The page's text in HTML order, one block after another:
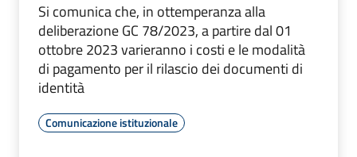
Si comunica che, in ottemperanza alla
deliberazione GC 78/2023, a partire dal 01
ottobre 2023 varieranno i costi e le modalità
di pagamento per il rilascio dei documenti di
identità
Comunicazione istituzionale